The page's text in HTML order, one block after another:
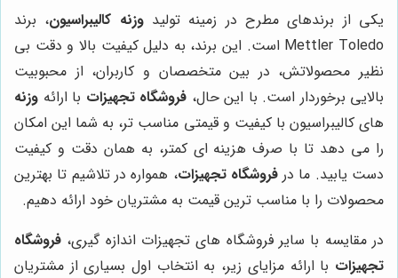
یکی از برندهای مطرح در زمینه تولیدوزنه کالیبراسیون، برند
Mettler Toledo است. این برند، به دلیل کیفیت بالا و دقت بی
نظیر محصولاتش، در بین متخصصان و کاربران، از محبوبیت
بالایی برخوردار است. با این حال، فروشگاه تجهیزات با ارائه وزنه
های کالیبراسیون با کیفیت و قیمتی مناسب تر، به شما این امکان
را می دهد تا با صرف هزینه ای کمتر، به همان دقت و کیفیت
دست یابید. ما درفروشگاه تجهیزات، همواره در تلاشیم تا بهترین
محصولات را با مناسب ترین قیمت به مشتریان خود ارائه دهیم.
در مقایسه با سایر فروشگاه های تجهیزات اندازه گیری، فروشگاه
تجهیزات با ارائه مزایای زیر، به انتخاب اول بسیاری از مشتریان